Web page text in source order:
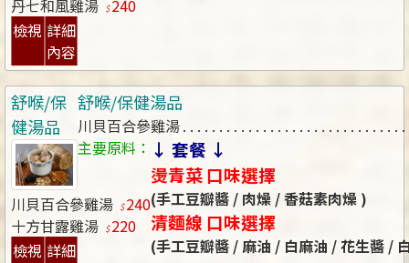
丹七和風雞湯
240
檢視 詳細
內容
舒喉/保
健湯品
川貝百合參雞湯
240
十方甘露雞湯
220
檢視 詳細
舒喉/保健湯品
川貝百合參雞湯
主要原料： ↓ 套餐 ↓
燙青菜 口味選擇
(手工豆瓣醬 / 肉燥 / 香菇素肉燥 )
清麵線 口味選擇
(手工豆瓣醬 / 麻油 / 白麻油 / 花生醬 /